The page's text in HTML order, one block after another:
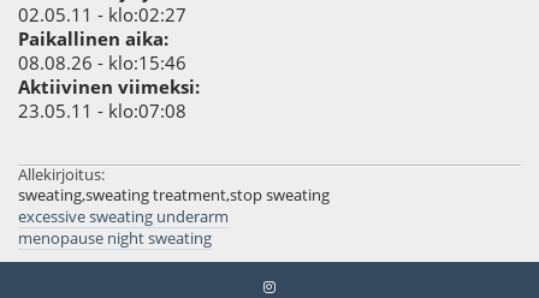
02.05.11 - klo:02:27
Paikallinen aika:
08.08.26 - klo:15:46
Aktiivinen viimeksi:
23.05.11 - klo:07:08
Allekirjoitus:
sweating,sweating treatment,stop sweating
excessive sweating underarm
menopause night sweating